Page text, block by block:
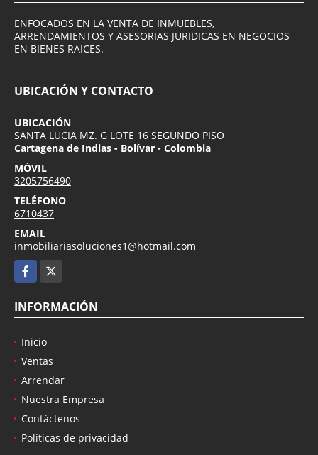
ENFOCADOS EN LA VENTA DE INMUEBLES,
ARRENDAMIENTOS Y ASESORIAS JURIDICAS EN NEGOCIOS
EN BIENES RAICES.
UBICACIÓN Y CONTACTO
UBICACIÓN
SANTA LUCIA MZ. G LOTE 16 SEGUNDO PISO
Cartagena de Indias - Bolívar - Colombia
MÓVIL
3205756490
TELÉFONO
6710437
EMAIL
inmobiliariasoluciones1@hotmail.com
Facebook
INFORMACIÓN
Inicio
Ventas
Arrendar
Nuestra Empresa
Contáctenos
Políticas de privacidad